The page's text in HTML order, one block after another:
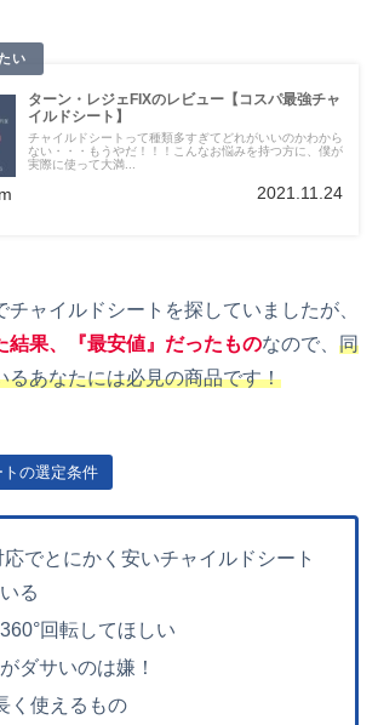
ターン・レジェFIXのレビュー【コスパ最強チャ
イルドシート】
チャイルドシートって種類多すぎてどれがいいのかわから
ない・・・もうやだ！！！こんなお悩みを持つ方に、僕が
実際に使って大満...
2021.11.24
ャイルドシートを探していましたが、
結果、『最安値』だったものなので、 同
るあなたには必見の商品です！
の選定条件
応でとにかく安いチャイルドシート
る
回転してほしい
ダサいのは嫌！
く使えるもの